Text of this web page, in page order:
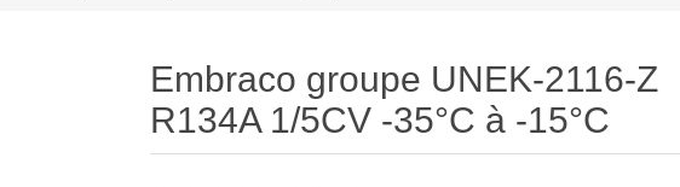
Embraco groupe UNEK-2116-Z
R134A 1/5CV -35°C à -15°C